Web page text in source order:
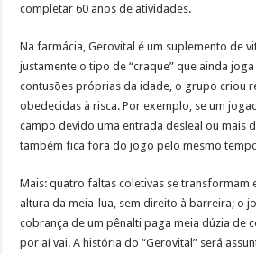
completar 60 anos de atividades.
Na farmácia, Gerovital é um suplemento de
justamente o tipo de “craque” que ainda
contusões próprias da idade, o grupo criou
obedecidas à risca. Por exemplo, se um
campo devido uma entrada desleal ou mais
também fica fora do jogo pelo mesmo
Mais: quatro faltas coletivas se transformam
altura da meia-lua, sem direito à barreira; o
cobrança de um pênalti paga meia dúzia de
por aí vai. A história do “Gerovital” será